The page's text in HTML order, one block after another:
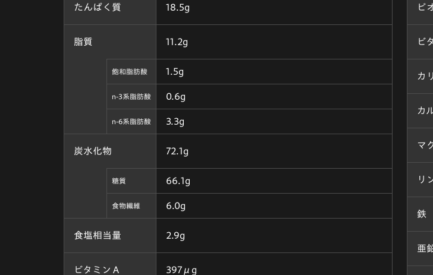
たんぱく質 18.5g
脂質 11.2g
飽和脂肪酸 1.5g
n-3系脂肪酸 0.6g
n-6系脂肪酸 3.3g
炭水化物 72.1g
糖質 66.1g
食物繊維 6.0g
食塩相当量 2.9g
ビタミンＡ 397μg
ビ
ビ
カ
カ
マ
リ
鉄
亜